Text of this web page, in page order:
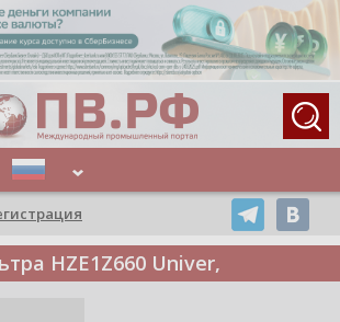
HZE1Z660 Univer,